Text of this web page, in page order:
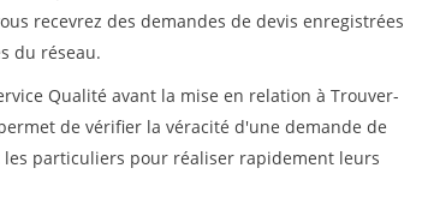
recevrez des demandes de devis enregistrées
du réseau.
Qualité avant la mise en relation à Trouver-
de vérifier la véracité d'une demande de
les particuliers pour réaliser rapidement leurs